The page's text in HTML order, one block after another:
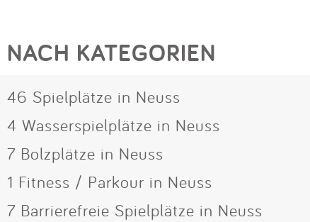
NACH KATEGORIEN
46 Spielplätze in Neuss
4 Wasserspielplätze in Neuss
7 Bolzplätze in Neuss
1 Fitness / Parkour in Neuss
7 Barrierefreie Spielplätze in Neuss